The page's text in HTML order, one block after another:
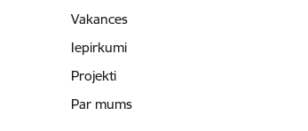
Vakances
Iepirkumi
Projekti
Par mums